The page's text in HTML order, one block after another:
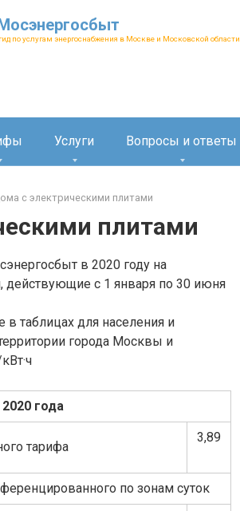
по услугам энергоснабжения в Москве и Московской области
Услуги Вопросы и ответы
с электрическими плитами
плитами
в 2020 году на
действующие с 1 января по 30 июня
таблицах для населения и
города Москвы и
года
тарифа
3,89
по зонам суток